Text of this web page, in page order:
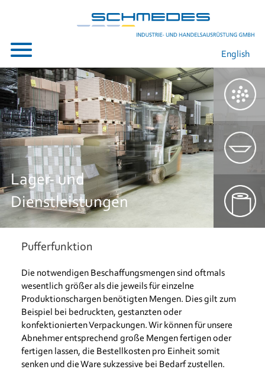
Lager- und
Dienstleistungen
Pufferfunktion
Die notwendigen Beschaffungsmengen sind oftmals
wesentlich größer als die jeweils für einzelne
Produktionschargen benötigten Mengen. Dies gilt zum
Beispiel bei bedruckten, gestanzten oder
konfektionierten Verpackungen. Wir können für unsere
Abnehmer entsprechend große Mengen fertigen oder
fertigen lassen, die Bestellkosten pro Einheit somit
senken und die Ware sukzessive bei Bedarf zustellen.
English